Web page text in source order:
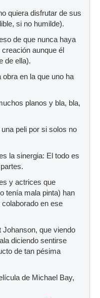
quiera disfrutar de sus
si no humilde).
de que nunca haya
aunque él
de ella).
obra en la que uno ha
planos y bla, bla,
peli por si solos no
la sinergia: El todo es
y actrices que
tenía mala pinta) han
colaborado en ese
Johanson, que viendo
diciendo sentirse
de tan pésima
de Michael Bay,